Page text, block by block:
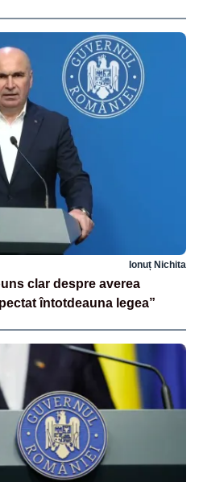
Ionuț Nichita
clar despre averea
întotdeauna legea”